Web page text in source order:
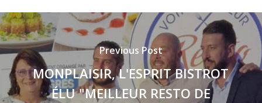
Previous Post
MONPLAISIR, L'ESPRIT BISTROT
ÉLU "MEILLEUR RESTO DE